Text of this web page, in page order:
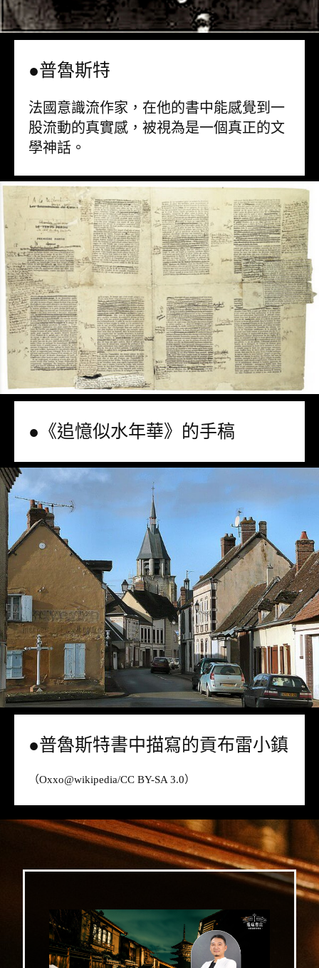
●普魯斯特
法國意識流作家，在他的書中能感覺到一
股流動的真實感，被視為是一個真正的文
學神話。
●《追憶似水年華》的手稿
●普魯斯特書中描寫的貢布雷小鎮
（Oxxo@wikipedia/CC BY-SA 3.0）